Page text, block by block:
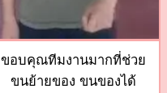
ขอบคุณทีมงานมากที่ช่วย
ขนย้ายของ ขนของได้